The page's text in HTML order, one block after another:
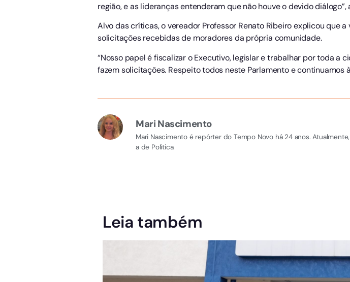
região, e as lideranças entenderam que não houve o devido diálogo”,
Alvo das críticas, o vereador Professor Renato Ribeiro explicou que
solicitações recebidas de moradores da própria comunidade.
“Nosso papel é fiscalizar o Executivo, legislar e trabalhar por toda a
fazem solicitações. Respeito todos neste Parlamento e continuamos
Mari Nascimento
Mari Nascimento é repórter do Tempo Novo há 24 anos.
a de Política.
Leia também